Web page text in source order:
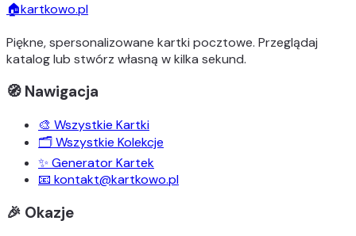
🏠kartkowo.pl
Piękne, spersonalizowane kartki pocztowe. Przeglądaj
katalog lub stwórz własną w kilka sekund.
🧭 Nawigacja
🎨 Wszystkie Kartki
🗂️ Wszystkie Kolekcje
✨ Generator Kartek
📧 kontakt@kartkowo.pl
🎉 Okazje